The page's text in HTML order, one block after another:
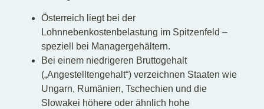
Österreich liegt bei der
Lohnnebenkostenbelastung im Spitzenfeld –
speziell bei Managergehältern.
Bei einem niedrigeren Bruttogehalt
(„Angestelltengehalt“) verzeichnen Staaten wie
Ungarn, Rumänien, Tschechien und die
Slowakei höhere oder ähnlich hohe